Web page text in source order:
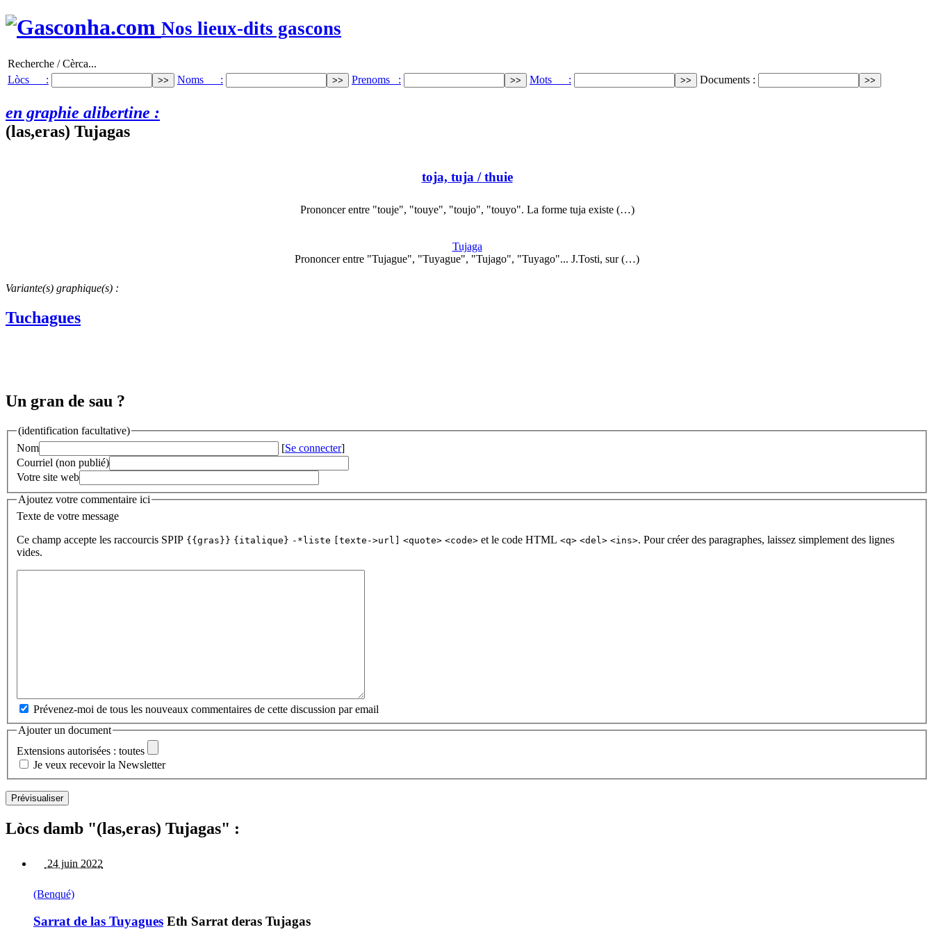
Nos lieux-dits gascons
Recherche / Cèrca...
Lòcs :
Noms : Prenoms : Mots : Documents :
en graphie alibertine :
(las,eras) Tujagas
toja, tuja/ thuie
Prononcer entre "touje", "touye", "toujo", "touyo". La forme tuja existe (…)
Tujaga
Prononcer entre "Tujague", "Tuyague", "Tujago", "Tuyago"... J.Tosti, sur (…)
Variante(s) graphique(s) :
Tuchagues
Un gran de sau ?
(identification facultative)
Nom
[Se connecter]
Courriel (non publié)
Votre site web
Ajoutez votre commentaire ici
Texte de votre message
Ce champ accepte les raccourcis SPIP {{gras}} {italique} -*liste [texte->url] <quote> <code> et le code HTML <q> <del> <ins>. Pour créer des paragraphes, laissez simplement des lignes
vides.
Prévenez-moi de tous les nouveaux commentaires de cette discussion par email
Ajouter un document
Extensions autorisées : toutes
Je veux recevoir la Newsletter
Lòcs damb "(las,eras) Tujagas" :
24 juin 2022
(Benqué)
Sarrat de las Tuyagues Eth Sarrat deras Tujagas